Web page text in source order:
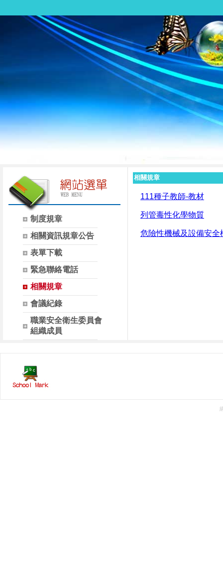
制度規章
相關資訊規章公告
表單下載
緊急聯絡電話
相關規章
會議紀錄
職業安全衛生委員會
組織成員
相關規章
111種子教師-教材
列管毒性化學物質
危險性機械及設備安全